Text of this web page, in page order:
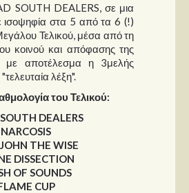
SOUTH DEALERS, σε μια
ισοψηφία στα 5 από τα 6 (!)
Τελικού, μέσα από τη
κοινού και απόφασης της
με αποτέλεσμα η 3μελής
λέξη".
του Τελικού:
DEALERS
THE WISE
DISSECTION
OF SOUNDS
CUP